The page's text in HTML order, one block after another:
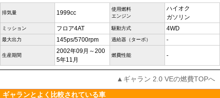
排気量 1999cc
使用燃料
エンジン
ハイオク
ガソリン
ミッション フロア4AT 駆動方式 4WD
最大出力 145ps/5700rpm 過給器（ターボ） -
生産期間
2002年09月～200
5年11月
燃費性能 -
▲ギャラン 2.0 VEの燃費TOPへ
ギャランとよく比較されている車